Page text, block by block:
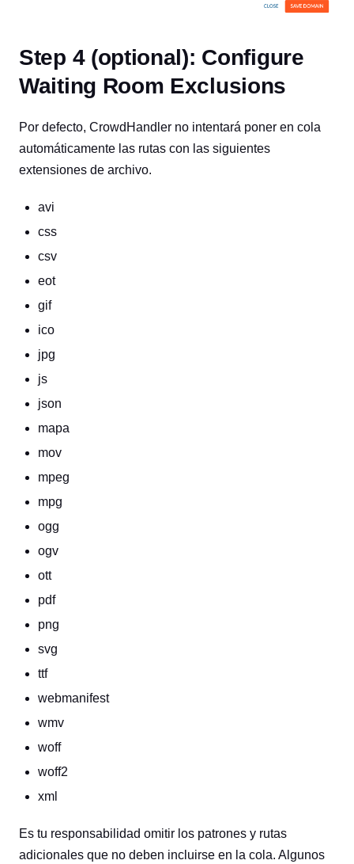
Step 4 (optional): Configure
Waiting Room Exclusions
Por defecto, CrowdHandler no intentará poner en cola
automáticamente las rutas con las siguientes
extensiones de archivo.
avi
css
csv
eot
gif
ico
jpg
js
json
mapa
mov
mpeg
mpg
ogg
ogv
ott
pdf
png
svg
ttf
webmanifest
wmv
woff
woff2
xml
Es tu responsabilidad omitir los patrones y rutas
adicionales que no deben incluirse en la cola. Algunos